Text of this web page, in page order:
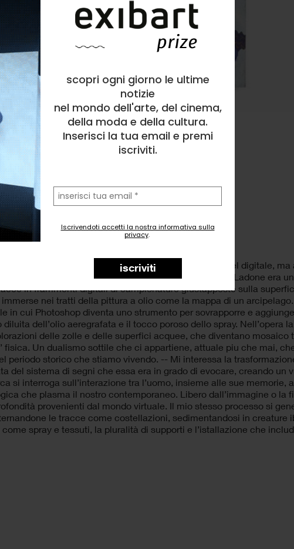
scopri ogni giorno le ultime
notizie
nel mondo dell'arte, del cinema,
della moda e della cultura.
Inserisci la tua email e premi
iscriviti.
la
tua
email
Iscrivendoti accetti la nostra informativa sulla
privacy.
iscriviti
, abstract
da anime duali e fonti provenienti dal mondo del digitale,
Il titolo proviene da un mito minore secondo il quale Ladone era
in frammenti digitali di campionature giustapposte sulla
nei tratti della pittura a olio come la mappa di un
in cui Photoshop diventa uno strumento per sovrapporre e
dell’olio aeregrafata e il tocco poroso dello spray. Nell’opera
delle zolle e delle superfici acquee, che diventano mosaico
fisica. Un dualismo sottile che ci appartiene, attuale piu che mai,
periodo storico che stiamo vivendo. -- Mi interessa la
del sistema di segni che essa era in grado di evocare, creando un
si interroga sull’interazione tra l’uomo, insieme alle sue memorie,
che plasma il nostro contemporaneo. Libero dall’immagine o la
provenienti dal mondo virtuale. Il mio stesso processo si
le tracce come costellazioni, sedimentandosi in creature
spray e tessuti, la pluralità di supporti e l’istallazione che